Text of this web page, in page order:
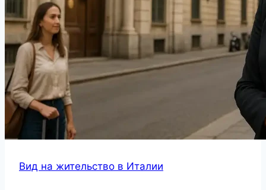
Вид на жительство в Италии